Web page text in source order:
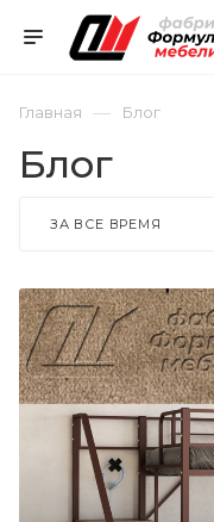
Главная — Блог
Блог
ЗА ВСЕ ВРЕМЯ